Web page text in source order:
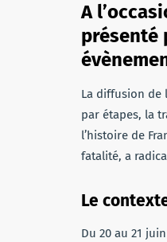
A
présenté
La diffusion de
par étapes, la
l’histoire de
fatalité, a
Le
Du 20 au 21